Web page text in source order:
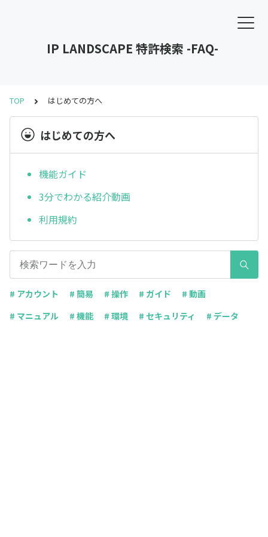
IP LANDSCAPE 特許検索 -FAQ-
TOP はじめての方へ
はじめての方へ
機能ガイド
3分でわかる紹介動画
利用規約
# アカウント # 簡易 # 操作 # ガイド
# 動画
# マニュアル
# 機能 # 環境 # セキュリティ # データ